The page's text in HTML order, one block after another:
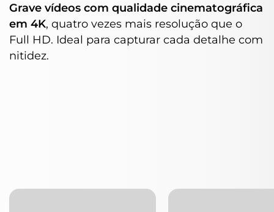
Grave vídeos com qualidade cinematográfica
em 4K, quatro vezes mais resolução que o
Full HD. Ideal para capturar cada detalhe com
nitidez.